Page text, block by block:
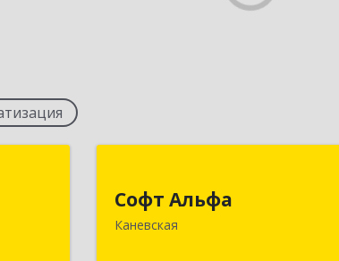
край,
дом №
Софт Альфа
Каневская
353730,
Каневской р-н, Каневская